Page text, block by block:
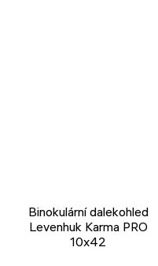
Binokulární dalekohled
Levenhuk Karma PRO
10x42